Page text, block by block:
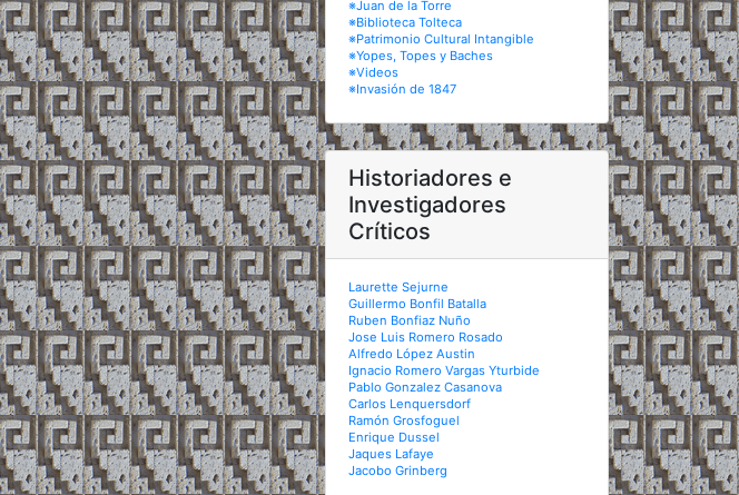
※Juan de la Torre
※Biblioteca Tolteca
※Patrimonio Cultural Intangible
※Yopes, Topes y Baches
※Videos
※Invasión de 1847
Historiadores e
Investigadores
Críticos
Laurette Sejurne
Guillermo Bonfil Batalla
Ruben Bonfiaz Nuño
Jose Luis Romero Rosado
Alfredo López Austin
Ignacio Romero Vargas Yturbide
Pablo Gonzalez Casanova
Carlos Lenquersdorf
Ramón Grosfoguel
Enrique Dussel
Jaques Lafaye
Jacobo Grinberg